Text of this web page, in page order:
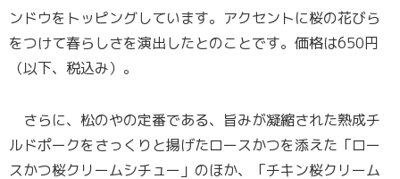
ンドウをトッピングしています。アクセントに桜の花びら
をつけて春らしさを演出したとのことです。価格は650円
（以下、税込み）。
さらに、松のやの定番である、旨みが凝縮された熟成チ
ルドポークをさっくりと揚げたロースかつを添えた「ロー
スかつ桜クリームシチュー」のほか、「チキン桜クリーム